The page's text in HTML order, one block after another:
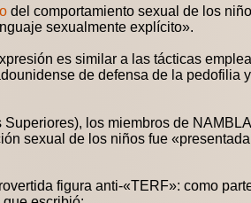
del comportamiento sexual de los
sexualmente explícito».
es similar a las tácticas
de defensa de la pedofilia y
Superiores), los miembros de
sexual de los niños fue
figura anti-«TERF»: como